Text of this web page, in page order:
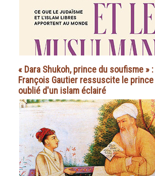
« Dara Shukoh, prince du soufisme » :
François Gautier ressuscite le prince
oublié d'un islam éclairé